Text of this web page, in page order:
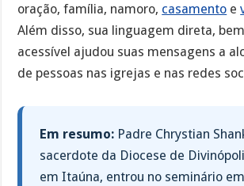
oração, família, namoro, casamento e
Além disso, sua linguagem direta,
acessível ajudou suas mensagens a
de pessoas nas igrejas e nas redes
Em resumo: Padre Chrystian
sacerdote da Diocese de
em Itaúna, entrou no seminário